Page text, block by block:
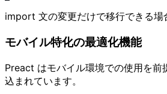
import 文の変更だけで移行できる場
モバイル特化の最適化機能
Preact はモバイル環境での使用を前
込まれています。